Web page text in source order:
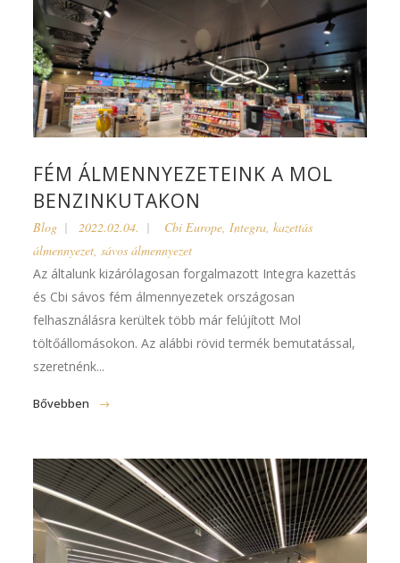
FÉM ÁLMENNYEZETEINK A MOL
BENZINKUTAKON
Blog 2022.02.04. Cbi Europe,Integra,kazettás
álmennyezet,sávos álmennyezet
Az általunk kizárólagosan forgalmazott Integra kazettás
és Cbi sávos fém álmennyezetek országosan
felhasználásra kerültek több már felújított Mol
töltőállomásokon. Az alábbi rövid termék bemutatással,
szeretnénk...
Bővebben